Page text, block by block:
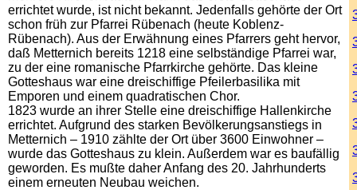
errichtet wurde, ist nicht bekannt. Jedenfalls gehörte der Ort
schon früh zur Pfarrei Rübenach (heute Koblenz-
Rübenach). Aus der Erwähnung eines Pfarrers geht hervor,
daß Metternich bereits 1218 eine selbständige Pfarrei war,
zu der eine romanische Pfarrkirche gehörte. Das kleine
Gotteshaus war eine dreischiffige Pfeilerbasilika mit
Emporen und einem quadratischen Chor.
1823 wurde an ihrer Stelle eine dreischiffige Hallenkirche
errichtet. Aufgrund des starken Bevölkerungsanstiegs in
Metternich – 1910 zählte der Ort über 3600 Einwohner –
wurde das Gotteshaus zu klein. Außerdem war es baufällig
geworden. Es mußte daher Anfang des 20. Jahrhunderts
einem erneuten Neubau weichen.